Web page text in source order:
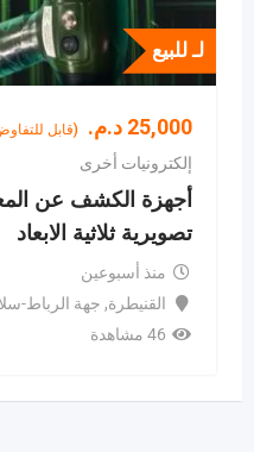
لـ للبيع
25,000 د.م. (قابل
إلكترونيات أخرى
أجهزة الكشف عن
تصويرية ثلاثية الابعاد
منذ أسبوعين
القنيطرة, جهة الرباط-
46 مشاهدة